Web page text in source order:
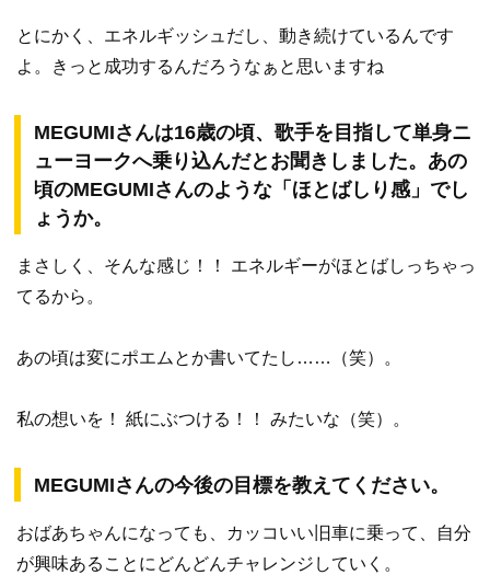
とにかく、エネルギッシュだし、動き続けているんです
よ。きっと成功するんだろうなぁと思いますね
MEGUMIさんは16歳の頃、歌手を目指して単身ニ
ューヨークへ乗り込んだとお聞きしました。あの
頃のMEGUMIさんのような「ほとばしり感」でし
ょうか。
まさしく、そんな感じ！！ エネルギーがほとばしっちゃっ
てるから。
あの頃は変にポエムとか書いてたし……（笑）。
私の想いを！ 紙にぶつける！！ みたいな（笑）。
MEGUMIさんの今後の目標を教えてください。
おばあちゃんになっても、カッコいい旧車に乗って、自分
が興味あることにどんどんチャレンジしていく。